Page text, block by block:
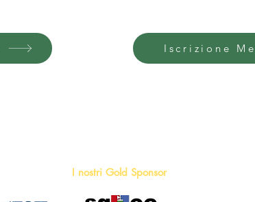
Iscrizione
I nostri Gold Sponsor